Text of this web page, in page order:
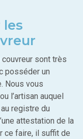
les
sont très
posséder un
Nous vous
l’artisan auquel
registre du
attestation de la
ce faire, il suffit de